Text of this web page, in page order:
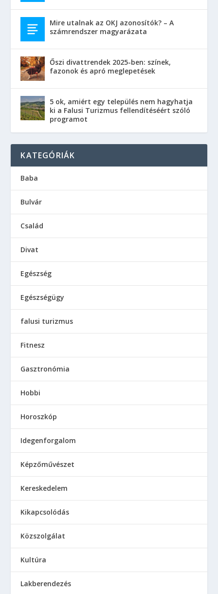
Mire utalnak az OKJ azonosítók? – A
számrendszer magyarázata
Őszi divattrendek 2025-ben: színek,
fazonok és apró meglepetések
5 ok, amiért egy település nem hagyhatja
ki a Falusi Turizmus fellendítéséért szóló
programot
KATEGÓRIÁK
Baba
Bulvár
Család
Divat
Egészség
Egészségügy
falusi turizmus
Fitnesz
Gasztronómia
Hobbi
Horoszkóp
Idegenforgalom
Képzőművészet
Kereskedelem
Kikapcsolódás
Közszolgálat
Kultúra
Lakberendezés